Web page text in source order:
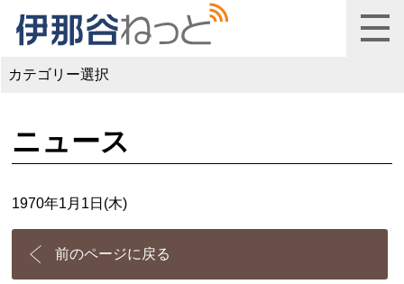
カテゴリー選択
ニュース
1970年1月1日(木)
前のページに戻る